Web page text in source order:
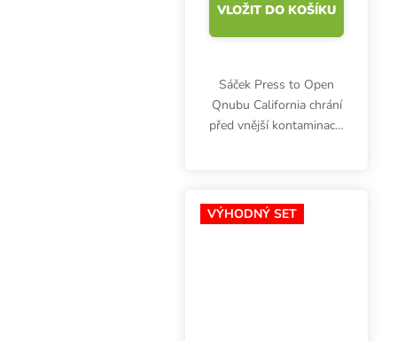
VLOŽIT DO KOŠÍKU
Sáček Press to Open
Qnubu California chrání
před vnější kontaminací i
zip. Kapacita 56 g.
VÝHODNÝ SET